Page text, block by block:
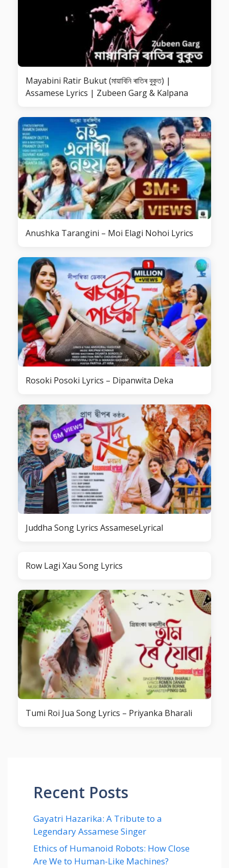
Mayabini Ratir Bukut (মায়াবিনি ৰাতিৰ বুকুত) |
Assamese Lyrics | Zubeen Garg & Kalpana
Anushka Tarangini – Moi Elagi Nohoi Lyrics
Rosoki Posoki Lyrics – Dipanwita Deka
Juddha Song Lyrics AssameseLyrical
Row Lagi Xau Song Lyrics
Tumi Roi Jua Song Lyrics – Priyanka Bharali
Recent Posts
Gayatri Hazarika: A Tribute to a
Legendary Assamese Singer
Ethics of Humanoid Robots: How Close
Are We to Human-Like Machines?